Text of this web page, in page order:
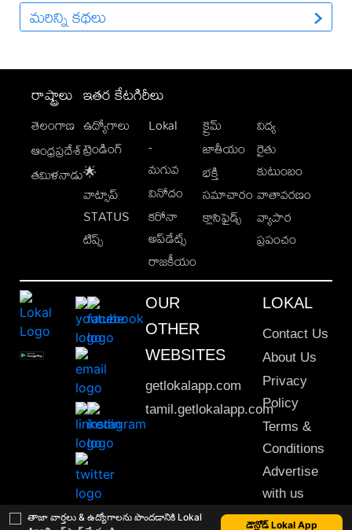
తాజా వార్తలు & ఉద్యోగాలను పొందడానికి Lokal
డౌన్లోడ్ Lokal App
మరిన్ని కథలు
రాష్ట్రాలు
తెలంగాణ
ఆంధ్రప్రదేశ్
తమిళనాడు
ఇతర కేటగిరీలు
ఉద్యోగాలు
ట్రెండింగ్
🌟
వాట్సాప్
STATUS
టిప్స్
Lokal
-
మగువ
వినోదం
కరోనా
అప్‌డేట్స్
రాజకీయం
క్రైమ్
జాతీయం
భక్తి
సమాచారం
క్లాసిఫైడ్స్
విద్య
రైతు
కుటుంబం
వాతావరణం
వ్యాపార
ప్రపంచం
OUR
OTHER
WEBSITES
getlokalapp.com
tamil.getlokalapp.com
LOKAL
Contact Us
About Us
Privacy
Policy
Terms &
Conditions
Advertise
with us
Sitemap